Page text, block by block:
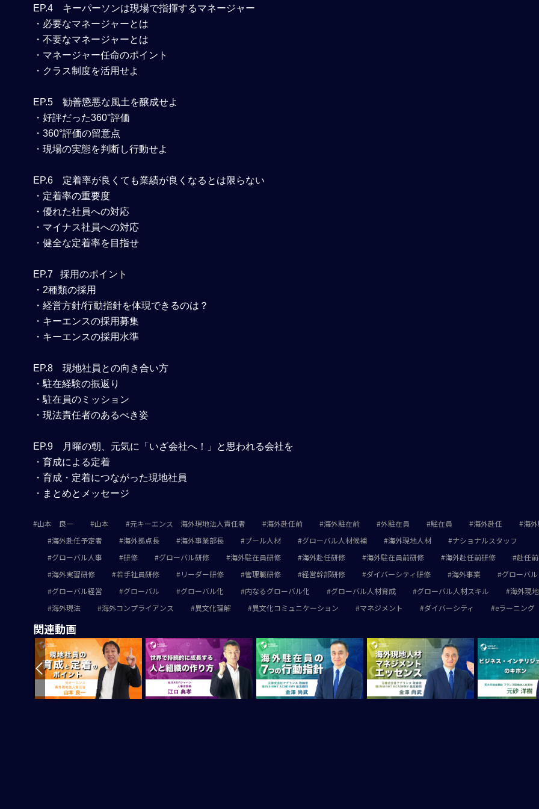
EP.4 キーパーソンは現場で指揮するマネージャー
・必要なマネージャーとは
・不要なマネージャーとは
・マネージャー任命のポイント
・クラス制度を活用せよ
EP.5 勧善懲悪な風土を醸成せよ
・好評だった360°評価
・360°評価の留意点
・現場の実態を判断し行動せよ
EP.6 定着率が良くても業績が良くなるとは限らない
・定着率の重要度
・優れた社員への対応
・マイナス社員への対応
・健全な定着率を目指せ
EP.7 採用のポイント
・2種類の採用
・経営方針/行動指針を体現できるのは？
・キーエンスの採用募集
・キーエンスの採用水準
EP.8 現地社員との向き合い方
・駐在経験の振返り
・駐在員のミッション
・現法責任者のあるべき姿
EP.9
月曜の朝、元気に「いざ会社へ！」と思われる会社を
・育成による定着
・育成・定着につながった現地社員
・まとめとメッセージ
山本 良一 山本 元キーエンス 海外現地法人責任者 海外赴任前 海外駐在前 外駐在員 駐在員 海外赴任
海
海外赴任予定者
海外拠点長 海外事業部長 プール人材 グローバル人材候補 海外現地人材
ナショナルスタッフ
グローバル人事
研修 グローバル研修 海外駐在員研修 海外赴任研修 海外駐在員前研修 海外赴任前研修
赴任
海外実習研修
若手社員研修 リーダー研修 管理職研修 経営幹部研修 ダイバーシティ研修 海外事業
グローバ
グローバル経営
グローバル グローバル化 内なるグローバル化 グローバル人材育成 グローバル人材スキル
海外現
海外現法
海外コンプライアンス 異文化理解 異文化コミュニケーション マネジメント ダイバーシティ eラーニング
関連動画